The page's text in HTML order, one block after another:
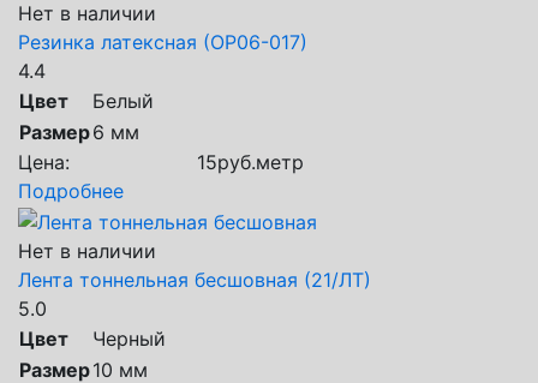
Нет в наличии
Резинка латексная (ОР06-017)
4.4
Цвет
Белый
Размер6 мм
Цена:
15руб.метр
Подробнее
Нет в наличии
Лента тоннельная бесшовная (21/ЛТ)
5.0
Цвет
Черный
Размер10 мм